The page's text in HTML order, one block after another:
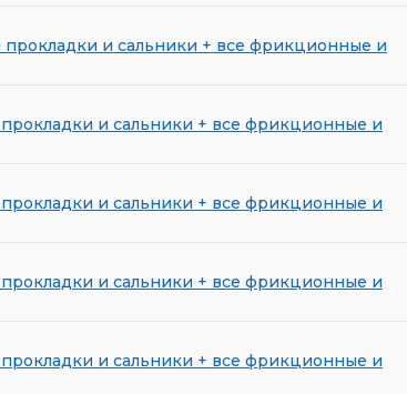
прокладки и сальники + все фрикционные и
и сальники + все фрикционные и
и сальники + все фрикционные и
и сальники + все фрикционные и
и сальники + все фрикционные и